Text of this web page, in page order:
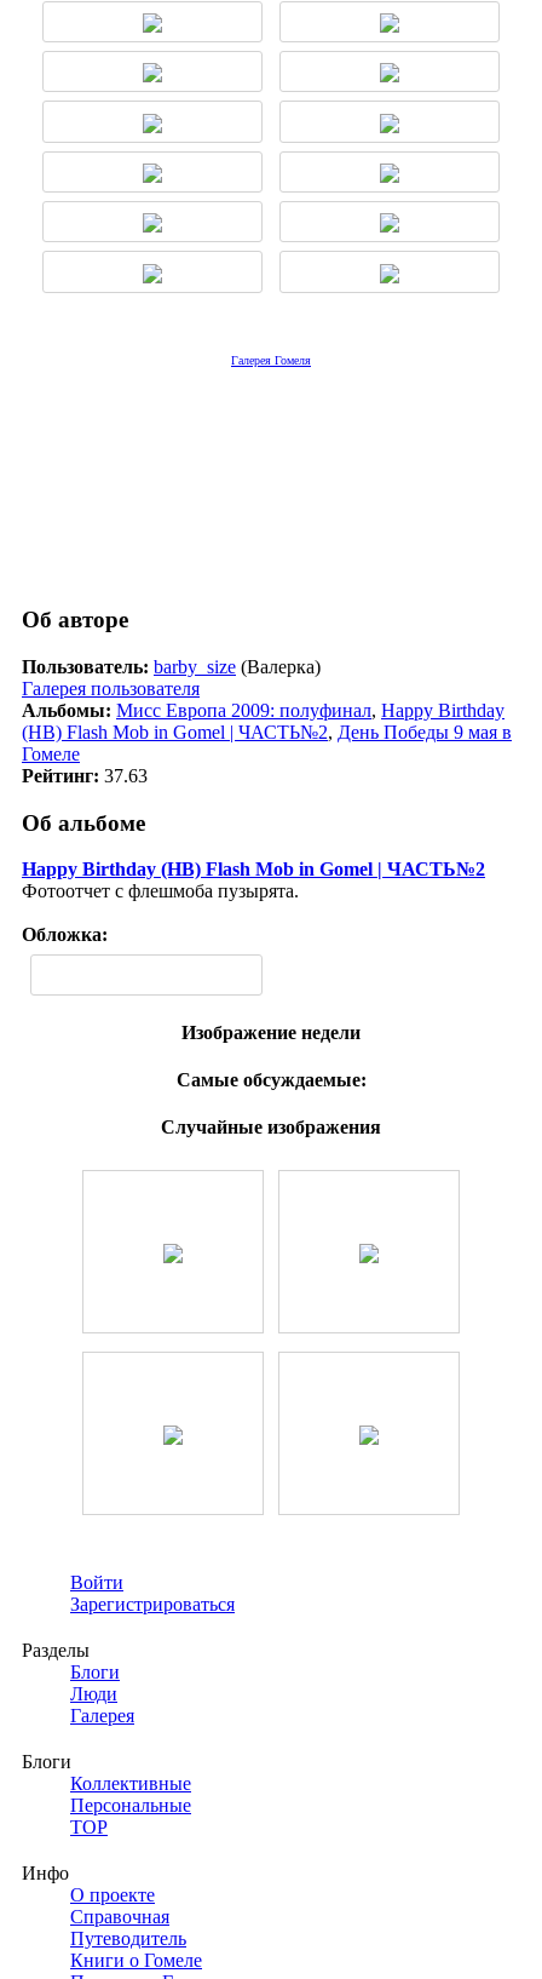
Галерея Гомеля
Об авторе
Пользователь: barby_size (Валерка)
Галерея пользователя
Альбомы: Мисс Европа 2009: полуфинал, Happy Birthday
(HB) Flash Mob in Gomel | ЧАСТЬ№2, День Победы 9 мая в
Гомеле
Рейтинг: 37.63
Об альбоме
Happy Birthday (HB) Flash Mob in Gomel | ЧАСТЬ№2
Фотоотчет с флешмоба пузырята.
Обложка:
Изображение недели
Самые обсуждаемые:
Случайные изображения
Войти
Зарегистрироваться
Разделы
Блоги
Люди
Галерея
Блоги
Коллективные
Персональные
TOP
Инфо
О проекте
Справочная
Путеводитель
Книги о Гомеле